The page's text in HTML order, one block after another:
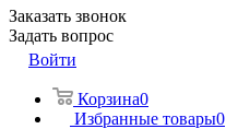
Заказать звонок
Задать вопрос
Войти
Корзина0
Избранные товары0